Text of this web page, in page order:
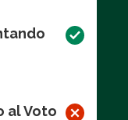
al Voto